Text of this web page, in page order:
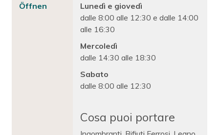
Öffnen
Lunedì e giovedì
dalle 8:00 alle 12:30 e dalle 14:00
alle 16:30
Mercoledì
dalle 14:30 alle 18:30
Sabato
dalle 8:00 alle 12:30
Cosa puoi portare